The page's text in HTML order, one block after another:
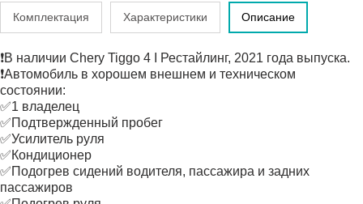
Комплектация Характеристики Описание
❗В наличии Chery Tiggo 4 I Рестайлинг, 2021 года выпуска.
❗Автомобиль в хорошем внешнем и техническом
состоянии:
✅1 владелец
✅Подтвержденный пробег
✅Усилитель руля
✅Кондиционер
✅Подогрев сидений водителя, пассажира и задних
пассажиров